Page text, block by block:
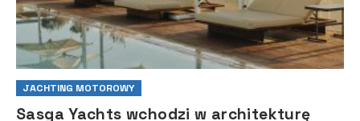
JACHTING MOTOROWY
Sasga Yachts wchodzi w architekturę